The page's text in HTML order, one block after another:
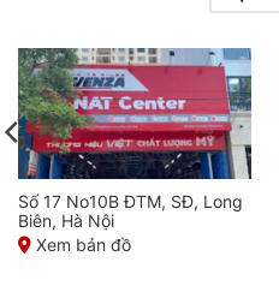
Số 17 No10B ĐTM, SĐ, Long
Biên, Hà Nội
Xem bản đồ